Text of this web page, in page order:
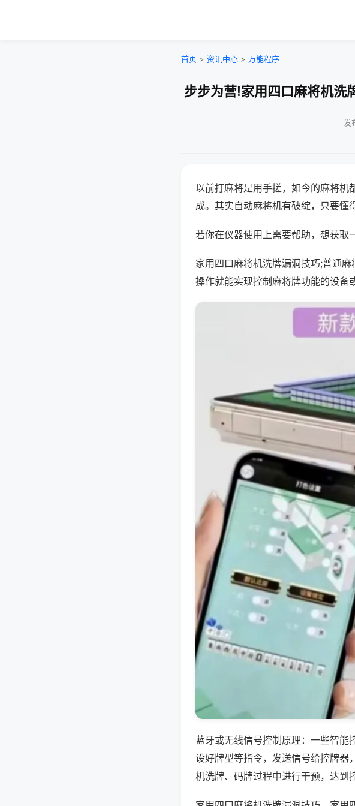
首页 > 资讯中心 > 万能程序
步步为营!家用四口麻将机洗
发
以前打麻将是用手搓，如今的麻将
成。其实自动麻将机有破绽，只要懂
若你在仪器使用上需要帮助，想获取
家用四口麻将机洗牌漏洞技巧;普通
操作就能实现控制麻将牌功能的设备
蓝牙或无线信号控制原理：一些智
设好牌型等指令，发送信号给控牌器
机洗牌、码牌过程中进行干预，达到